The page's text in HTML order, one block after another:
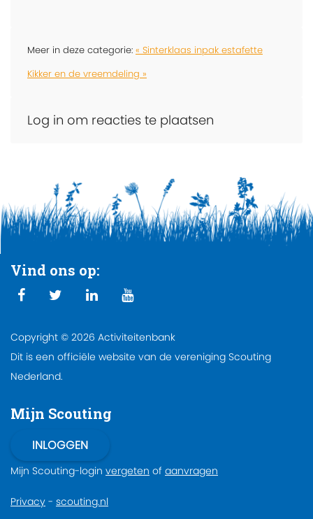
Meer in deze categorie: « Sinterklaas inpak estafette
Kikker en de vreemdeling »
Log in om reacties te plaatsen
Vind ons op:
Copyright © 2026 Activiteitenbank
Dit is een officiële website van de vereniging Scouting
Nederland.
Mijn Scouting
Mijn Scouting-login vergeten of aanvragen
Privacy - scouting.nl